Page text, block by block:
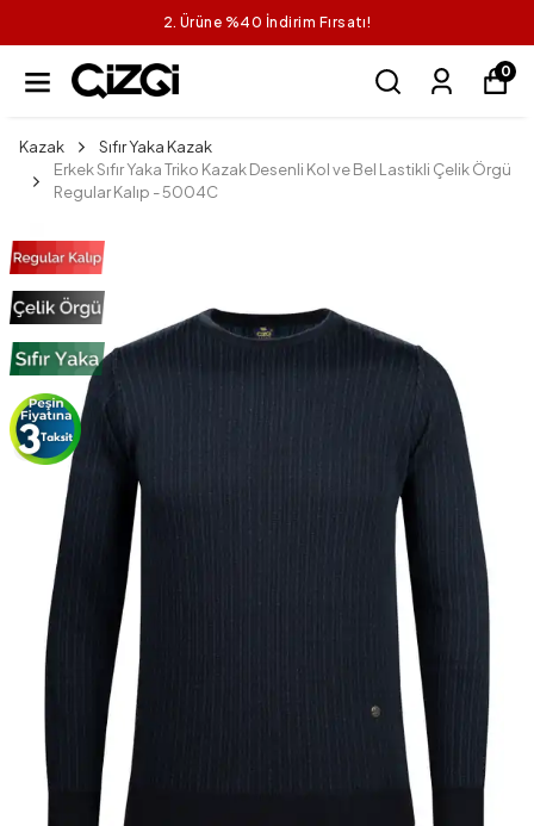
2. Ürüne %40 İndirim Fırsatı!
0
Kazak
Sıfır Yaka Kazak
Erkek Sıfır Yaka Triko Kazak Desenli Kol ve Bel Lastikli Çelik Örgü
Regular Kalıp - 5004C